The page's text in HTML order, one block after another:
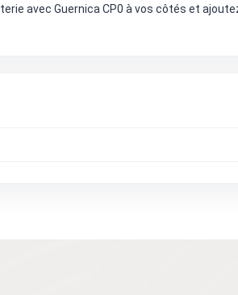
avec Guernica CP0 à vos côtés et